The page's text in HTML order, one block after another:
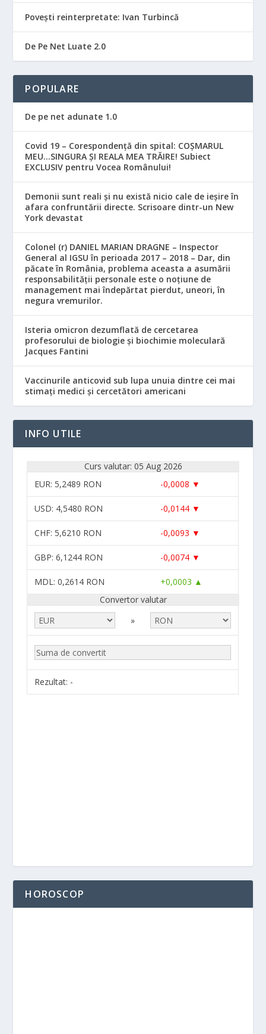
Povești reinterpretate: Ivan Turbincă
De Pe Net Luate 2.0
POPULARE
De pe net adunate 1.0
Covid 19 – Corespondență din spital: COȘMARUL
MEU…SINGURA ȘI REALA MEA TRĂIRE! Subiect
EXCLUSIV pentru Vocea Românului!
Demonii sunt reali și nu există nicio cale de ieșire în
afara confruntării directe. Scrisoare dintr-un New
York devastat
Colonel (r) DANIEL MARIAN DRAGNE – Inspector
General al IGSU în perioada 2017 – 2018 – Dar, din
păcate în România, problema aceasta a asumării
responsabilităţii personale este o noţiune de
management mai îndepărtat pierdut, uneori, în
negura vremurilor.
Isteria omicron dezumflată de cercetarea
profesorului de biologie și biochimie moleculară
Jacques Fantini
Vaccinurile anticovid sub lupa unuia dintre cei mai
stimați medici și cercetători americani
INFO UTILE
Curs valutar: 05 Aug 2026
EUR: 5,2489 RON -0,0008 ▼
USD: 4,5480 RON -0,0144 ▼
CHF: 5,6210 RON -0,0093 ▼
GBP: 6,1244 RON -0,0074 ▼
MDL: 0,2614 RON
+0,0003 ▲
Convertor valutar
»
Rezultat: -
HOROSCOP